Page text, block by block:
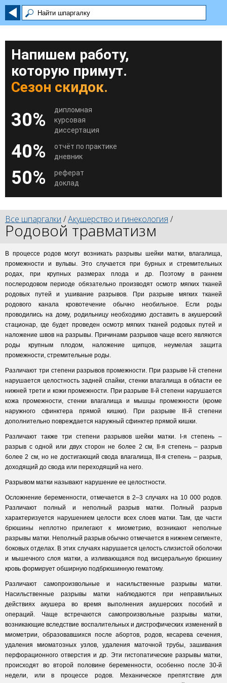
Напишем работу,
которую примут.
Сезон скидок.
30%
дипломная
курсовая
диссертация
40%
отчёт по практике
дневник
50%
реферат
доклад
Все шпаргалки /Акушерство и гинекология /
Родовой травматизм
В процессе родов могут возникать разрывы шейки матки, влагалища,
промежности и вульвы. Это случается при бурных и стремительных
родах, при крупных размерах плода и др. Поэтому в раннем
послеродовом периоде обязательно производят осмотр мягких тканей
родовых путей и ушивание разрывов. При разрыве мягких тканей
родового канала кровотечение обычно необильное. Если роды
проводились на дому, родильницу необходимо доставить в акушерский
стационар, где будет проведен осмотр мягких тканей родовых путей и
наложение швов на разрывы. Причинами разрывов чаще всего являются
роды крупным плодом, наложение щипцов, неумелая защита
промежности, стремительные роды.
Различают три степени разрывов промежности. При разрыве I-й степени
нарушается целостность задней спайки, стенки влагалища в области ее
нижней трети и кожи промежности. При разрыве II-й степени нарушается
кожа промежности, стенки влагалища и мышцы промежности (кроме
наружного сфинктера прямой кишки). При разрыве III-й степени
дополнительно повреждается наружный сфинктер прямой кишки.
Различают также три степени разрывов шейки матки. I-я степень –
разрыв с одной или двух сторон не более 2 см, II-я степень – разрыв
более 2 см, но не достигающий свода влагалища, III-я степень – разрыв,
доходящий до свода или переходящий на него.
Разрывом матки называют нарушение ее целостности.
Осложнение беременности, отмечается в 2–3 случаях на 10 000 родов.
Различают полный и неполный разрыв матки. Полный разрыв
характеризуется нарушением целости всех слоев матки. Там, где части
брюшины неплотно прилегают к миометрию, возникают неполные
разрывы матки. Неполный разрыв обычно отмечается в нижнем сегменте,
боковых отделах. В этих случаях нарушается целость слизистой оболочки
и мышечного слоя матки, а изливающаяся под висцеральную брюшину
кровь формирует обширную подбрюшинную гематому.
Различают самопроизвольные и насильственные разрывы матки.
Насильственные разрывы матки наблюдаются при неправильных
действиях акушера во время выполнения акушерских пособий и
операций. Чаще встречаются самопроизвольные разрывы матки,
возникающие вследствие воспалительных и дистрофических изменений в
миометрии, образовавшихся после абортов, родов, кесарева сечения,
удаления миоматозных узлов, удаления маточной трубы, зашивания
перфорационного отверстия и др. Эти гистопатические разрывы матки,
происходят во второй половине беременности, особенно после 30-й
недели, или в процессе родов. Механическое препятствие для